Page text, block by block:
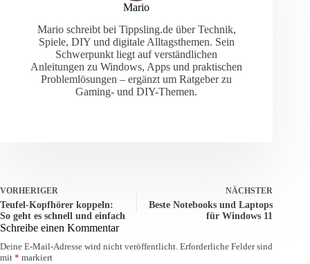
Mario
Mario schreibt bei Tippsling.de über Technik,
Spiele, DIY und digitale Alltagsthemen. Sein
Schwerpunkt liegt auf verständlichen
Anleitungen zu Windows, Apps und praktischen
Problemlösungen – ergänzt um Ratgeber zu
Gaming- und DIY-Themen.
VORHERIGER
Teufel-Kopfhörer koppeln:
So geht es schnell und einfach
NÄCHSTER
Beste Notebooks und Laptops
für Windows 11
Schreibe einen Kommentar
Deine E-Mail-Adresse wird nicht veröffentlicht. Erforderliche Felder sind
mit * markiert